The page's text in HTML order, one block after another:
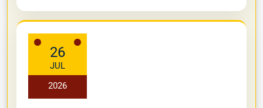
26
JUL
2026